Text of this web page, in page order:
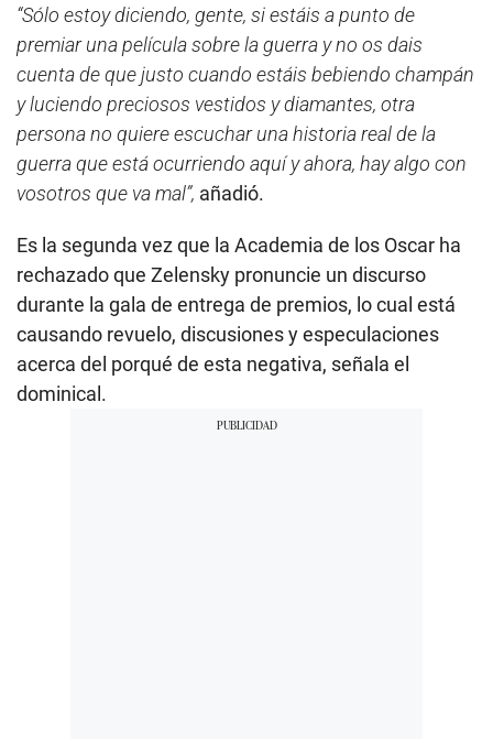
“Sólo estoy diciendo, gente, si estáis a punto de
premiar una película sobre la guerra y no os dais
cuenta de que justo cuando estáis bebiendo champán
y luciendo preciosos vestidos y diamantes, otra
persona no quiere escuchar una historia real de la
guerra que está ocurriendo aquí y ahora, hay algo con
vosotros que va mal”, añadió.
Es la segunda vez que la Academia de los Oscar ha
rechazado que Zelensky pronuncie un discurso
durante la gala de entrega de premios, lo cual está
causando revuelo, discusiones y especulaciones
acerca del porqué de esta negativa, señala el
dominical.